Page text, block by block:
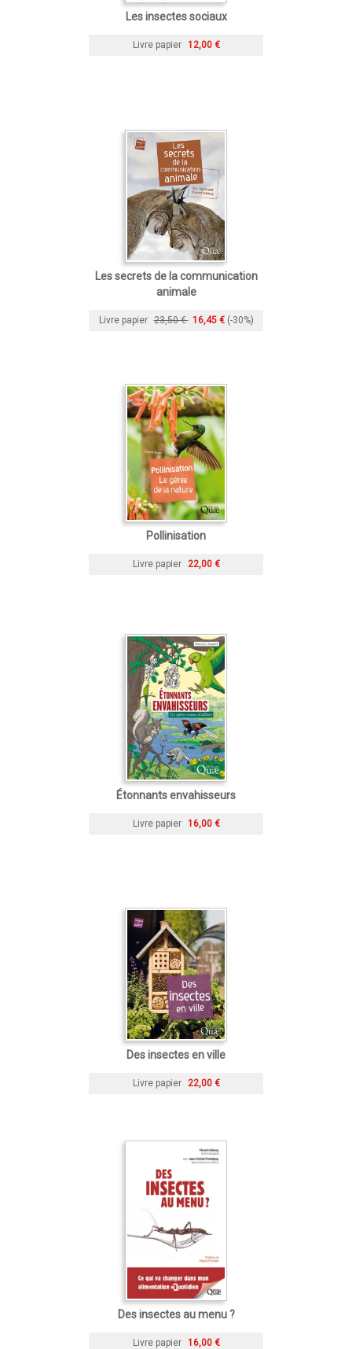
Les insectes sociaux
Livre papier 12,00 €
Les secrets de la communication
animale
Livre papier 23,50 € 16,45 € (-30%)
Pollinisation
Livre papier 22,00 €
Étonnants envahisseurs
Livre papier 16,00 €
Des insectes en ville
Livre papier 22,00 €
Des insectes au menu ?
Livre papier 16,00 €